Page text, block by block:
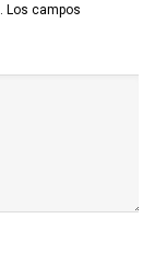
Los campos